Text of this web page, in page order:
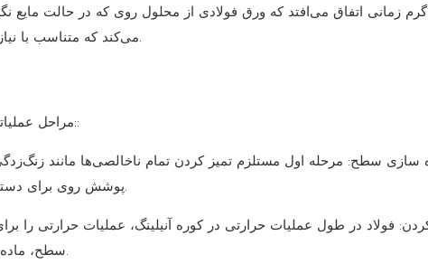
گرم زمانی اتفاق می‌افتد که ورق فولادی از محلول روی که در حالت مایع
مراحل عملیاتی معمول در یک خط گالوانیزه گرم پیوسته به شرح زیر است::
سازی سطح: مرحله اول مستلزم تمیز کردن تمام ناخالصی‌ها مانند
فولاد در طول عملیات حرارتی در کوره آنیلینگ، عملیات حرارتی را